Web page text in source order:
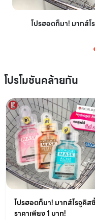
โปรฮอตก็มา! มากส์โ
โปรโมชันคล้ายกัน
โปรฮอตก็มา! มากส์โรจูคิส
ราคาเพียง 1 บาท!